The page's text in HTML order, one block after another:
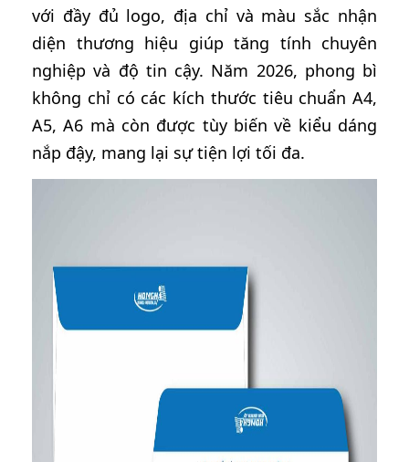
với đầy đủ logo, địa chỉ và màu sắc nhận
diện thương hiệu giúp tăng tính chuyên
nghiệp và độ tin cậy. Năm 2026, phong bì
không chỉ có các kích thước tiêu chuẩn A4,
A5, A6 mà còn được tùy biến về kiểu dáng
nắp đậy, mang lại sự tiện lợi tối đa.